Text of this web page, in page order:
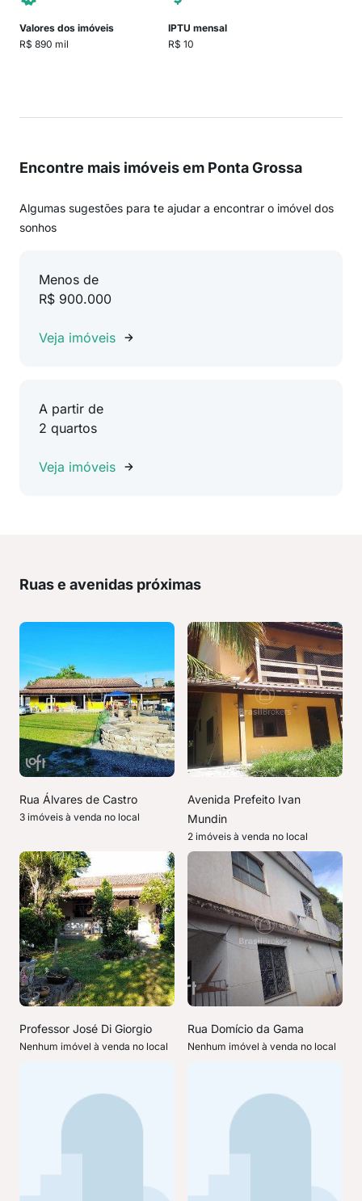
Valores dos imóveis
R$ 890 mil
IPTU mensal
R$ 10
Encontre mais imóveis em Ponta Grossa
Algumas sugestões para te ajudar a encontrar o imóvel dos
sonhos
Menos de
R$ 900.000
Veja imóveis
A partir de
2 quartos
Veja imóveis
Ruas e avenidas próximas
Rua Álvares de Castro
3 imóveis à venda no local
Avenida Prefeito Ivan
Mundin
2 imóveis à venda no local
Professor José Di Giorgio
Nenhum imóvel à venda no local
Rua Domício da Gama
Nenhum imóvel à venda no local